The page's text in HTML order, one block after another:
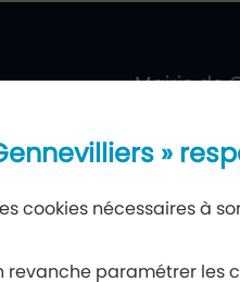
Mairie de
177, avenue Gabriel-
»
cookies nécessaires à
revanche paramétrer les